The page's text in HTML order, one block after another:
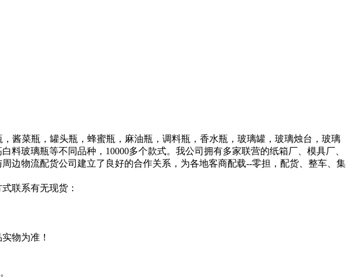
酱菜瓶，罐头瓶，蜂蜜瓶，麻油瓶，调料瓶，香水瓶，玻璃罐，玻璃烛台，玻璃
玻璃瓶等不同品种，10000多个款式。我公司拥有多家联营的纸箱厂、模具厂、
边物流配货公司建立了良好的合作关系，为各地客商配载--零担，配货、整车、集
联系有无现货：
物为准！